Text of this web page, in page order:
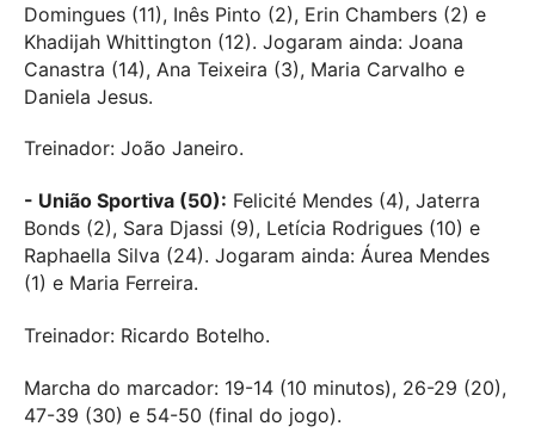
Domingues (11), Inês Pinto (2), Erin Chambers (2) e
Khadijah Whittington (12). Jogaram ainda: Joana
Canastra (14), Ana Teixeira (3), Maria Carvalho e
Daniela Jesus.
Treinador: João Janeiro.
- União Sportiva (50): Felicité Mendes (4), Jaterra
Bonds (2), Sara Djassi (9), Letícia Rodrigues (10) e
Raphaella Silva (24). Jogaram ainda: Áurea Mendes
(1) e Maria Ferreira.
Treinador: Ricardo Botelho.
Marcha do marcador: 19-14 (10 minutos), 26-29 (20),
47-39 (30) e 54-50 (final do jogo).